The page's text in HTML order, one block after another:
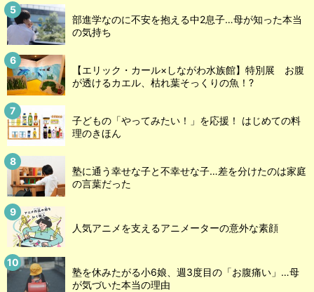
部進学なのに不安を抱える中2息子…母が知った本当
の気持ち
【エリック・カール×しながわ水族館】特別展 お腹
が透けるカエル、枯れ葉そっくりの魚！?
子どもの「やってみたい！」を応援！ はじめての料
理のきほん
塾に通う幸せな子と不幸せな子…差を分けたのは家庭
の言葉だった
人気アニメを支えるアニメーターの意外な素顔
塾を休みたがる小6娘、週3度目の「お腹痛い」…母
が気づいた本当の理由